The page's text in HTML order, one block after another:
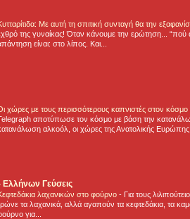
Με αυτή τη σπιτική συνταγή θα την
της γυναίκας! Όταν κάνουμε την ερώτηση... “πού
είναι: στο λίπος. Και...
χώρες με τους περισσότερους καπνιστές στον
αποτύπωσε τον κόσμο με βάση την
αλκοόλ, οι χώρες της Ανατολικής Ευρώπης
Γεύσεις
λαχανικών στο φούρνο - Για τους
τα λαχανικά, αλλά αγαπούν τα κεφτεδάκια, τα
για...